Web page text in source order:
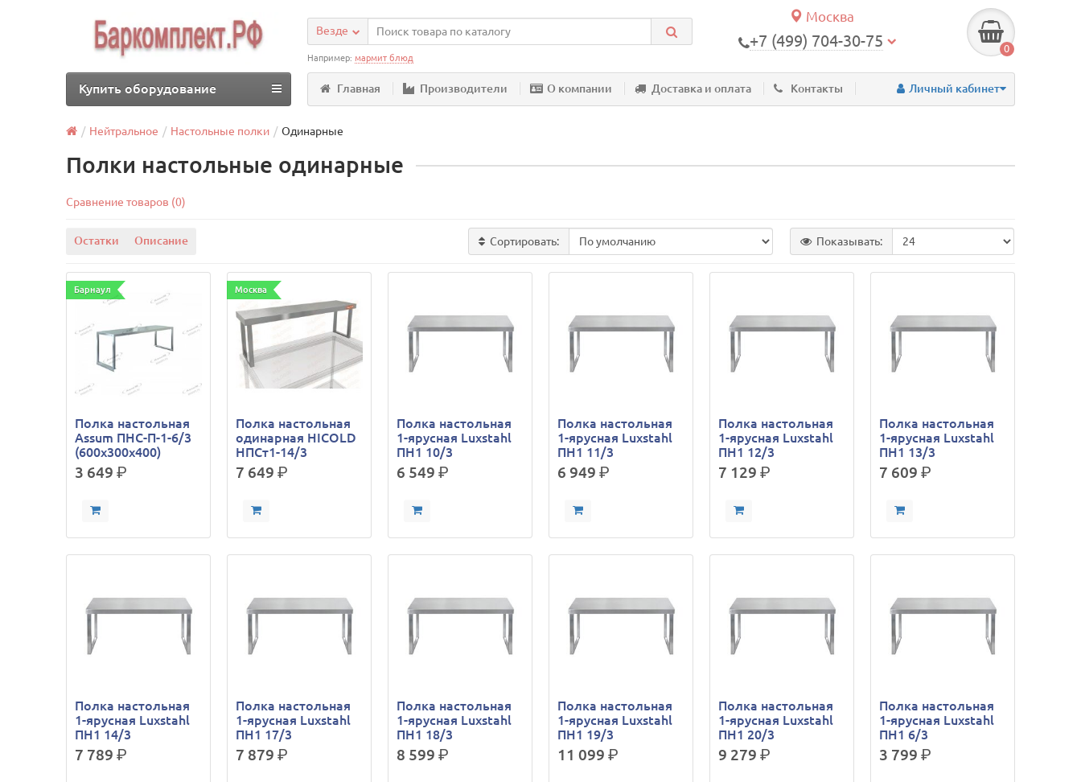
Москва
+7 (499) 704-30-75 0
Везде
Например:мармит блюд
Главная Производители О компании Доставка и оплата Контакты Личный кабинет
Купить оборудование
Нейтральное Настольные полки Одинарные
Полки настольные одинарные
Сравнение товаров (0)
Остатки Описание Сортировать: Показывать:
Барнаул
Полка настольная
Assum ПНС-П-1-6/3
(600х300х400)
3 649р.
Москва
Полка настольная
одинарная HICOLD
НПСт1-14/3
7 649р.
Полка настольная
1-ярусная Luxstahl
ПН1 10/3
6 549р.
Полка настольная
1-ярусная Luxstahl
ПН1 11/3
6 949 р.
Полка настольная
1-ярусная Luxstahl
ПН1 12/3
7 129 р.
Полка настольная
1-ярусная Luxstahl
ПН1 13/3
7 609 р.
Полка настольная
1-ярусная Luxstahl
ПН1 14/3
7 789р.
Полка настольная
1-ярусная Luxstahl
ПН1 17/3
7 879р.
Полка настольная
1-ярусная Luxstahl
ПН1 18/3
8 599р.
Полка настольная
1-ярусная Luxstahl
ПН1 19/3
11 099 р.
Полка настольная
1-ярусная Luxstahl
ПН1 20/3
9 279 р.
Полка настольная
1-ярусная Luxstahl
ПН1 6/3
3 799 р.